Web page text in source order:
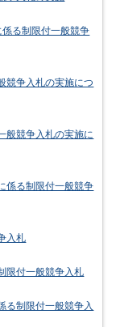
る制限付一般競争
競争入札の実施につ
般競争入札の実施に
係る制限付一般競争
入札
限付一般競争入札
る制限付一般競争入